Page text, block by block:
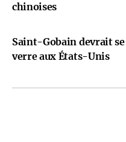
chinoises
Saint-Gobain devrait
verre aux États-Unis